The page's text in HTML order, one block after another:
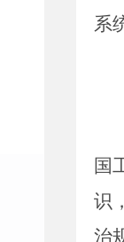
系
国
识
治